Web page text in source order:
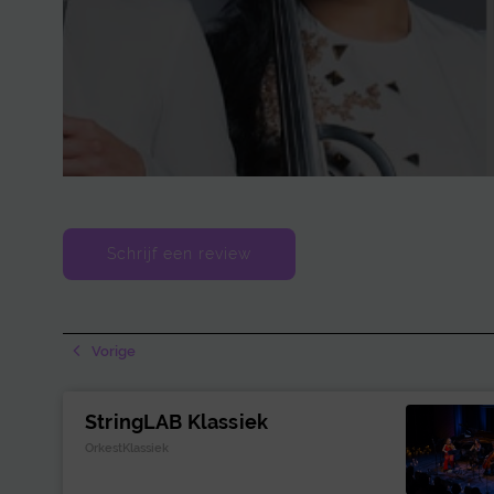
Schrijf een review
Vorige
StringLAB Klassiek
OrkestKlassiek